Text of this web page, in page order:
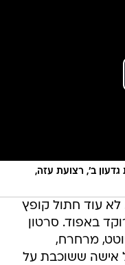
ב׳, רצועת עזה,
לא עוד חתול קופץ
באפוד. סרטון
מרחרח,
אישה ששוכבת על